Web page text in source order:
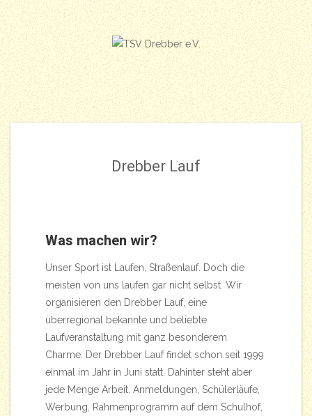
Skip
to
content
Drebber Lauf
Was machen wir?
Unser Sport ist Laufen, Straßenlauf. Doch die
meisten von uns laufen gar nicht selbst. Wir
organisieren den Drebber Lauf, eine
überregional bekannte und beliebte
Laufveranstaltung mit ganz besonderem
Charme. Der Drebber Lauf findet schon seit 1999
einmal im Jahr in Juni statt. Dahinter steht aber
jede Menge Arbeit. Anmeldungen, Schülerläufe,
Werbung, Rahmenprogramm auf dem Schulhof,